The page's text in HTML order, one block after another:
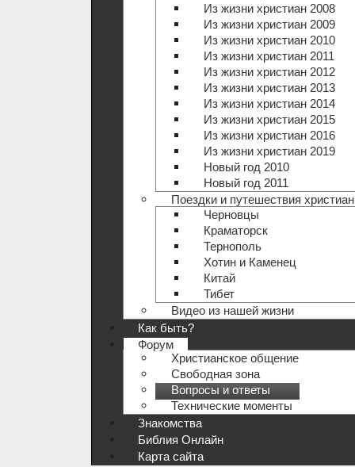
Из жизни христиан 2008
Из жизни христиан 2009
Из жизни христиан 2010
Из жизни христиан 2011
Из жизни христиан 2012
Из жизни христиан 2013
Из жизни христиан 2014
Из жизни христиан 2015
Из жизни христиан 2016
Из жизни христиан 2019
Новый год 2010
Новый год 2011
Поездки и путешествия христиан
Черновцы
Краматорск
Тернополь
Хотин и Каменец
Китай
Тибет
Видео из нашей жизни
Как быть?
Форум
Христианское общение
Свободная зона
Вопросы и ответы
Технические моменты
Знакомства
Библия Онлайн
Карта сайта